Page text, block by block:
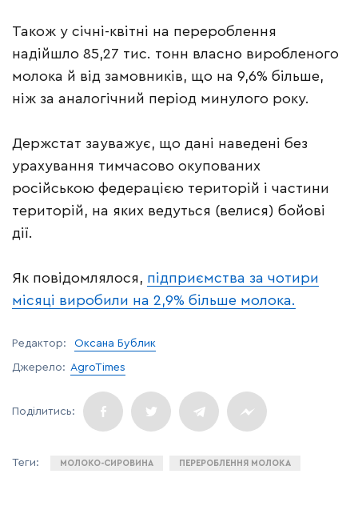
Також у січні-квітні на перероблення
надійшло 85,27 тис. тонн власно виробленого
молока й від замовників, що на 9,6% більше,
ніж за аналогічний період минулого року.
Держстат зауважує, що дані наведені без
урахування тимчасово окупованих
російською федерацією територій і частини
територій, на яких ведуться (велися) бойові
дії.
Як повідомлялося, підприємства за чотири
місяці виробили на 2,9% більше молока.
Редактор: Оксана Бублик
Джерело: AgroTimes
МОЛОКО-СИРОВИНА ПЕРЕРОБЛЕННЯ МОЛОКА